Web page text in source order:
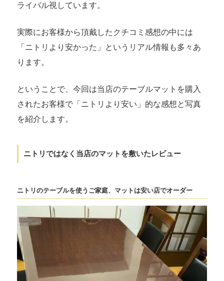
ライバル視しています。
実際にお客様から頂戴したクチコミ感想の中には
「ニトリより安かった」というリアル情報も多々あ
ります。
ということで、今回は当店のテーブルマットを購入
されたお客様で「ニトリより安い」的な感想と写真
を紹介します。
ニトリではなく当店のマットを敷いたレビュー
ニトリのテーブルを使うご家庭、マットは安い店でオーダー